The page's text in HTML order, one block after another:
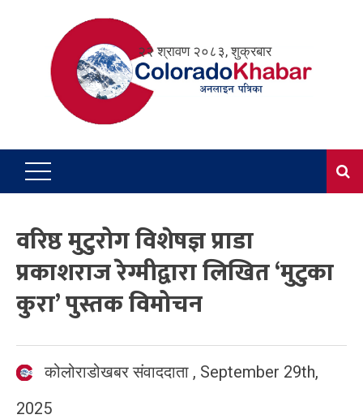
२२ श्रावण २०८३, शुक्रबार
वरिष्ठ मुटुरोग विशेषज्ञ प्राडा
प्रकाशराज रेग्मीद्वारा लिखित ‘मुटुका
कुरा’ पुस्तक विमोचन
कोलोराडोखबर संवाददाता , September 29th,
2025